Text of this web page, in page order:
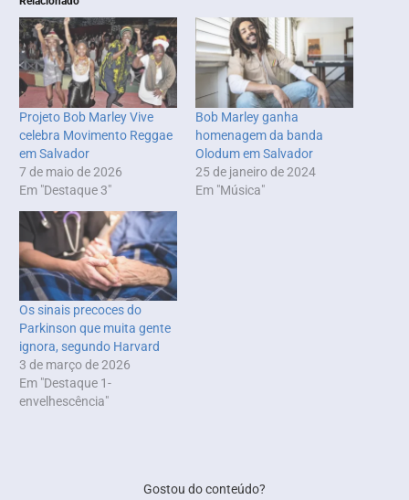
Projeto Bob Marley Vive
celebra Movimento Reggae
em Salvador
7 de maio de 2026
Em "Destaque 3"
Bob Marley ganha
homenagem da banda
Olodum em Salvador
25 de janeiro de 2024
Em "Música"
Os sinais precoces do
Parkinson que muita gente
ignora, segundo Harvard
3 de março de 2026
Em "Destaque 1-
envelhescência"
Gostou do conteúdo?